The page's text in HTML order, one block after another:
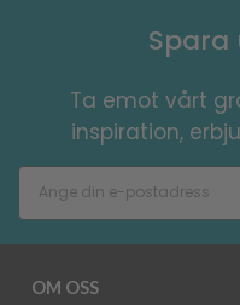
Spara
Ta emot vårt
inspiration,
OM OSS